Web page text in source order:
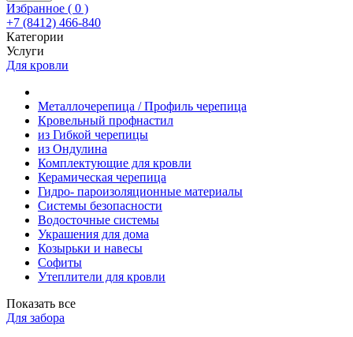
Избранное ( 0 )
+7 (8412) 466-840
Категории
Услуги
Для кровли
Металлочерепица / Профиль черепица
Кровельный профнастил
из Гибкой черепицы
из Ондулина
Комплектующие для кровли
Керамическая черепица
Гидро- пароизоляционные материалы
Системы безопасности
Водосточные системы
Украшения для дома
Козырьки и навесы
Софиты
Утеплители для кровли
Показать все
Для забора